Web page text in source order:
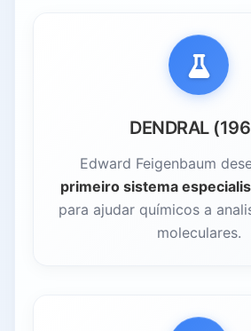
DENDRAL
Edward Feigenbaum
primeiro sistema
para ajudar químicos a
moleculares.